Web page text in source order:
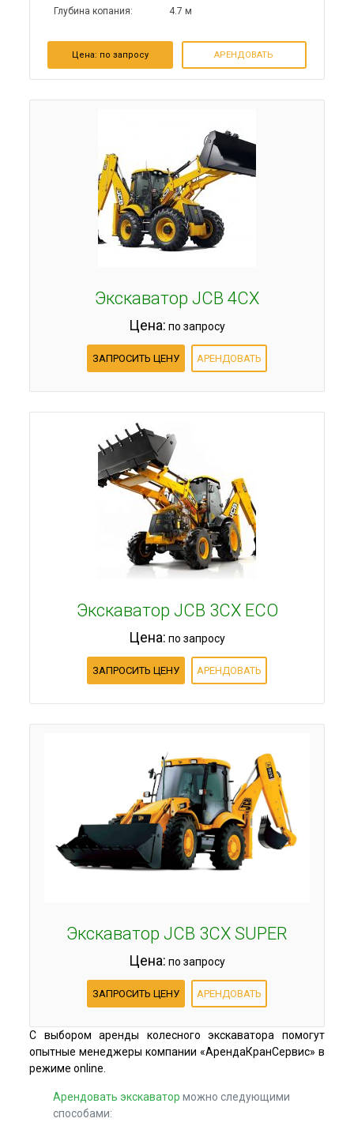
Глубина копания: 4.7 м
Цена: по запросу АРЕНДОВАТЬ
Экскаватор JCB 4CX
Цена: по запросу
ЗАПРОСИТЬ ЦЕНУ АРЕНДОВАТЬ
Экскаватор JCB 3CX ECO
Цена: по запросу
ЗАПРОСИТЬ ЦЕНУ АРЕНДОВАТЬ
Экскаватор JCB 3СX SUPER
Цена: по запросу
ЗАПРОСИТЬ ЦЕНУ АРЕНДОВАТЬ
С выбором аренды колесного экскаватора помогут
опытные менеджеры компании «АрендаКранСервис» в
режиме online.
Арендовать экскаватор можно следующими
способами: